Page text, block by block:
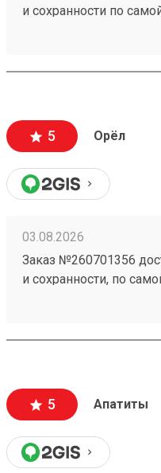
и сохранности по
5 Орёл
03.08.2026
Заказ №260701356
и сохранности, по
5 Апатиты